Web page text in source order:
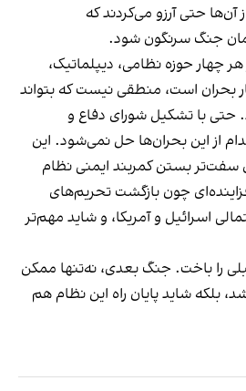
آن‌ها حتی آرزو می‌کردند که
جنگ سرنگون شود.
چهار حوزه‌ نظامی، دیپلماتیک،
بحران است، منطقی نیست که بتواند
حتی با تشکیل شورای دفاع و
از این بحران‌ها حل نمی‌شود. این
سفت‌تر بستن کمربند ایمنی نظام
چون بازگشت تحریم‌های
اسرائیل و آمریکا، و شاید مهم‌تر
را باخت. جنگ بعدی، نه‌تنها ممکن
بلکه شاید پایان راه این نظام هم